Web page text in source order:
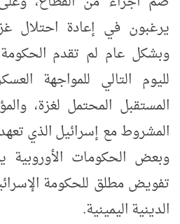
يرغبون في إعادة احتلال
وبشكل عام لم تقدم الحكومة
لليوم التالي للمواجهة
المستقبل المحتمل لغزة،
المشروط مع إسرائيل الذي
وبعض الحكومات الأوروبية
تفويض مطلق للحكومة
الدينية اليمينية.